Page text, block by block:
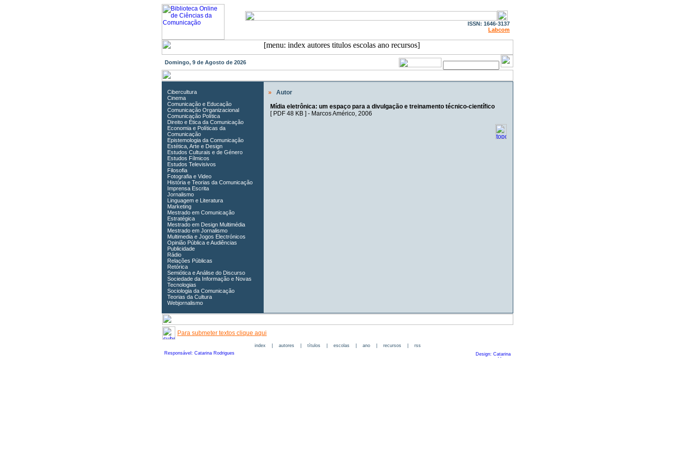
ISSN: 1646-3137
Labcom
Domingo, 9 de Agosto de 2026
Cibercultura
Cinema
Comunicação e Educação
Comunicação Organizacional
Comunicação Política
Direito e Ética da Comunicação
Economia e Políticas da
Comunicação
Epistemologia da Comunicação
Estética, Arte e Design
Estudos Culturais e de Género
Estudos Fílmicos
Estudos Televisivos
Filosofia
Fotografia e Video
História e Teorias da Comunicação
Imprensa Escrita
Jornalismo
Linguagem e Literatura
Marketing
Mestrado em Comunicação
Estratégica
Mestrado em Design Multimédia
Mestrado em Jornalismo
Multimedia e Jogos Electrónicos
Opinião Pública e Audiências
Publicidade
Rádio
Relações Públicas
Retórica
Semiótica e Análise do Discurso
Sociedade da Informação e Novas
Tecnologias
Sociologia da Comunicação
Teorias da Cultura
Webjornalismo
»
Autor
Mídia eletrônica: um espaço para a divulgação e treinamento técnico-científico
[ PDF 48 KB] - Marcos Américo, 2006
Para submeter textos clique aqui
index| autores| títulos| escolas| ano| recursos| rss